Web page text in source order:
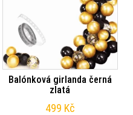
Balónková girlanda černá
zlatá
499 Kč